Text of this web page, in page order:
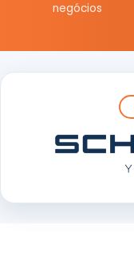
negócios